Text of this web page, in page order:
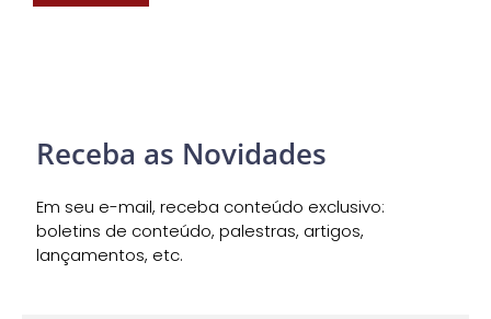
Receba as Novidades
Em seu e-mail, receba conteúdo exclusivo:
boletins de conteúdo, palestras, artigos,
lançamentos, etc.